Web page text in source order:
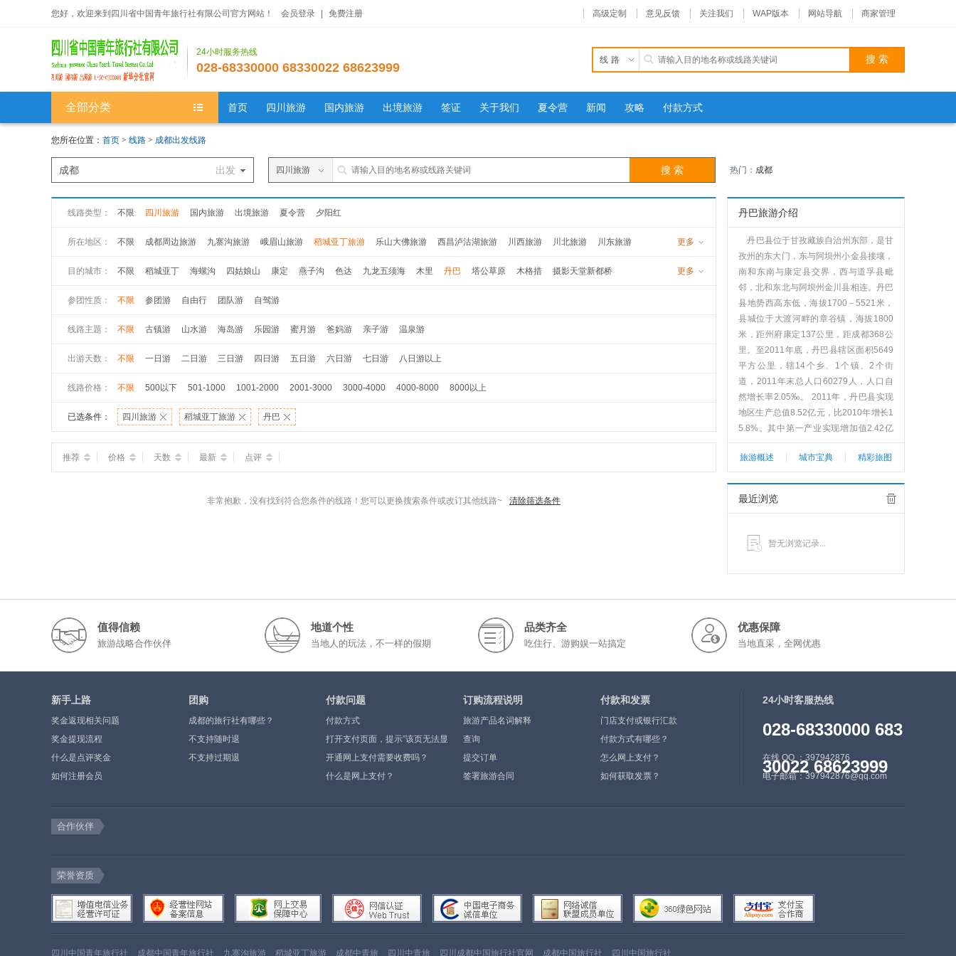
您好，欢迎来到四川省中国青年旅行社有限公司官方网站！ 会员登录 免费注册 高级定制 意见反馈 关注我们 WAP版本 网站导航 商家管理
24小时服务热线
028-68330000 68330022 68623999
线路
全部分类 首页 四川旅游 国内旅游 出境旅游 签证 关于我们 夏令营 新闻 攻略 付款方式
您所在位置： 首页 > 线路 > 成都出发线路
出发
成都 四川旅游 热门： 成都
线路类型： 不限 四川旅游 国内旅游 出境旅游 夏令营 夕阳红
所在地区： 不限 成都周边旅游 九寨沟旅游 峨眉山旅游 稻城亚丁旅游 乐山大佛旅游 西昌泸沽湖旅游 川西旅游 川北旅游
川东旅游
更多
目的城市： 不限 稻城亚丁 海螺沟 四姑娘山 康定 燕子沟 色达 九龙五须海 木里 丹巴 塔公草原 木格措
摄影天堂新都桥
更多
参团性质： 不限 参团游 自由行 团队游 自驾游
线路主题： 不限 古镇游 山水游 海岛游 乐园游 蜜月游 爸妈游 亲子游 温泉游
出游天数： 不限 一日游 二日游 三日游 四日游 五日游 六日游 七日游 八日游以上
线路价格： 不限 500以下 501-1000 1001-2000 2001-3000 3000-4000 4000-8000 8000以上
已选条件： 四川旅游 稻城亚丁旅游 丹巴
推荐 价格 天数 最新 点评
非常抱歉，没有找到符合您条件的线路！您可以更换搜索条件或改订其他线路~ 清除筛选条件
丹巴旅游介绍
丹巴县位于甘孜藏族自治州东部，是甘
孜州的东大门，东与阿坝州小金县接壤，
南和东南与康定县交界，西与道孚县毗
邻，北和东北与阿坝州金川县相连。丹巴
县地势西高东低，海拔1700－5521米，
县城位于大渡河畔的章谷镇，海拔1800
米，距州府康定137公里，距成都368公
里。至2011年底，丹巴县辖区面积5649
平方公里，辖14个乡、1个镇、2个街
道，2011年末总人口60279人，人口自
然增长率2.05‰。 2011年，丹巴县实现
地区生产总值8.52亿元，比2010年增长1
5.8%。其中第一产业实现增加值2.42亿
元，第二产业实现增加值3.2亿元，第三
产业实现增加值2.89亿元，工业总产值3.
04亿元，全社会固定资产投资完成19.26
现社会消费品零售总额2.16亿元，共接待
8.3亿元。
查看更多>>
旅游概述 城市宝典 精彩旅图
最近浏览
暂无浏览记录...
值得信赖
旅游战略合作伙伴
地道个性
当地人的玩法，不一样的假期
品类齐全
吃住行、游购娱一站搞定
优惠保障
当地直采，全网优惠
新手上路
奖金返现相关问题
奖金提现流程
什么是点评奖金
如何注册会员
团购
成都的旅行社有哪些？
不支持随时退
不支持过期退
付款问题
付款方式
打开支付页面，提示”该页无法显
示”或空白页，可能是什么原因？
开通网上支付需要收费吗？
什么是网上支付？
订购流程说明
旅游产品名词解释
查询
提交订单
签署旅游合同
付款和发票
门店支付或银行汇款
付款方式有哪些？
怎么网上支付？
如何获取发票？
24小时客服热线
028-68330000 683
30022 68623999
在线 QQ ：397942876
电子邮箱：397942876@qq.com
合作伙伴
荣誉资质
四川中国青年旅行社 成都中国青年旅行社 九寨沟旅游 稻城亚丁旅游 成都中青旅 四川中青旅 四川成都中国旅行社官网 成都中国旅行社 四川中国旅行社